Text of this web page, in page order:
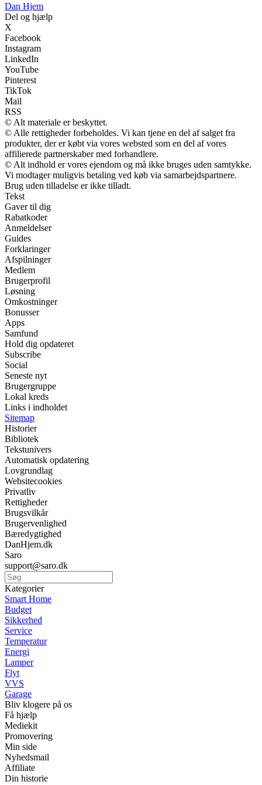
Dan Hjem
Del og hjælp
X
Facebook
Instagram
LinkedIn
YouTube
Pinterest
TikTok
Mail
RSS
© Alt materiale er beskyttet.
© Alle rettigheder forbeholdes. Vi kan tjene en del af salget fra
produkter, der er købt via vores websted som en del af vores
affilierede partnerskaber med forhandlere.
© Alt indhold er vores ejendom og må ikke bruges uden samtykke.
Vi modtager muligvis betaling ved køb via samarbejdspartnere.
Brug uden tilladelse er ikke tilladt.
Tekst
Gaver til dig
Rabatkoder
Anmeldelser
Guides
Forklaringer
Afspilninger
Medlem
Brugerprofil
Løsning
Omkostninger
Bonusser
Apps
Samfund
Hold dig opdateret
Subscribe
Social
Seneste nyt
Brugergruppe
Lokal kreds
Links i indholdet
Sitemap
Historier
Bibliotek
Tekstunivers
Automatisk opdatering
Lovgrundlag
Websitecookies
Privatliv
Rettigheder
Brugsvilkår
Brugervenlighed
Bæredygtighed
DanHjem.dk
Saro
support@saro.dk
Kategorier
Smart Home
Budget
Sikkerhed
Service
Temperatur
Energi
Lamper
Flyt
VVS
Garage
Bliv klogere på os
Få hjælp
Mediekit
Promovering
Min side
Nyhedsmail
Affiliate
Din historie